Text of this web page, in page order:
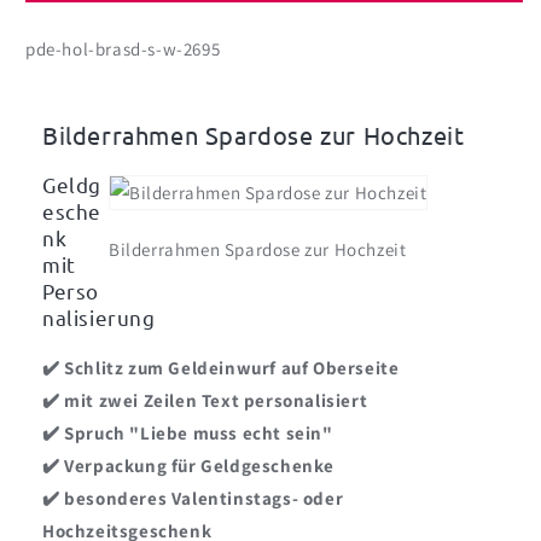
-
mit
2
Zeilen
Wunschtext
-
mit
2
Wunschtext
pde-hol-brasd-s-w-2695
Bilderrahmen Spardose zur Hochzeit
Bilderrahmen Spardose zur Hochzeit
Geldg
esche
nk
mit
Perso
nalisierung
✔️ Schlitz zum Geldeinwurf auf Oberseite
✔️ mit zwei Zeilen Text personalisiert
✔️ Spruch "Liebe muss echt sein"
✔️ Verpackung für Geldgeschenke
✔️ besonderes Valentinstags- oder
Hochzeitsgeschenk